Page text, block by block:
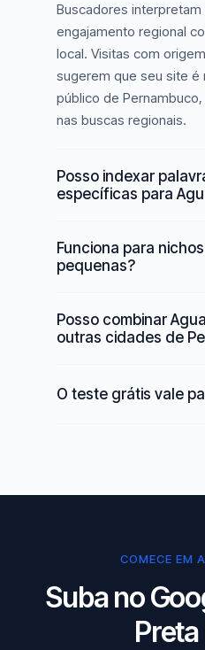
Buscadores
engajamento regional
local. Visitas com
sugerem que seu site é
público de
nas buscas regionais.
Posso indexar
específicas para
Funciona para
pequenas?
Posso combinar
outras cidades de
O teste grátis vale
COMECE EM
Suba no